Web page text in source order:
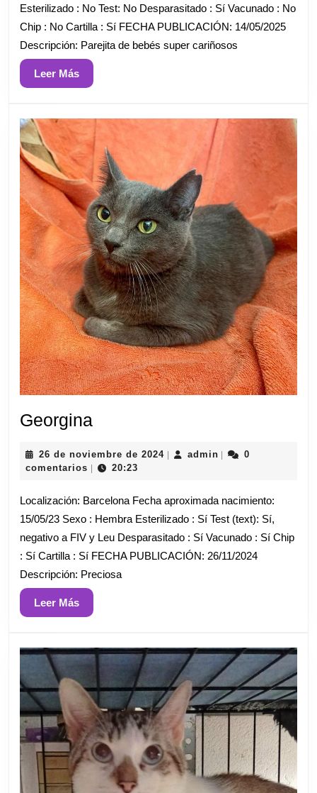
Esterilizado : No Test: No Desparasitado : Sí Vacunado : No
Chip : No Cartilla : Sí FECHA PUBLICACIÓN: 14/05/2025
Descripción: Parejita de bebés super cariñosos
Leer MásLeer
Más
Georgina
26 de noviembre de 202426
2024
adminadmin
0
comentarios
20:23
Localización: Barcelona Fecha aproximada nacimiento:
15/05/23 Sexo : Hembra Esterilizado : Sí Test (text): Sí,
negativo a FIV y Leu Desparasitado : Sí Vacunado : Sí Chip
: Sí Cartilla : Sí FECHA PUBLICACIÓN: 26/11/2024
Descripción: Preciosa
Leer MásLeer
Más